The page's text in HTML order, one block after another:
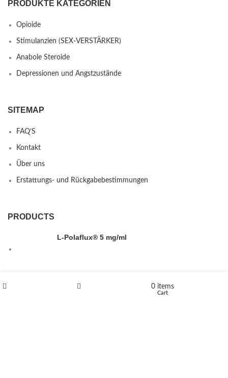
PRODUKTE KATEGORIEN
Opioide
Stimulanzien (SEX-VERSTÄRKER)
Anabole Steroide
Depressionen und Angstzustände
SITEMAP
FAQ’S
Kontakt
Über uns
Erstattungs- und Rückgabebestimmungen
PRODUCTS
L-Polaflux® 5 mg/ml
Levomethadone L-Poladdict 20 mg 98 Tab
0 items
Cart